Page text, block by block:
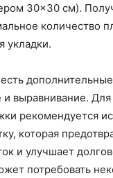
30×30 см).
количество
укладки.
и выравнивание.
рекомендуется
которая
и улучшает
потребовать